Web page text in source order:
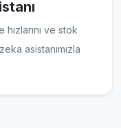
ve stok
asistanımızla